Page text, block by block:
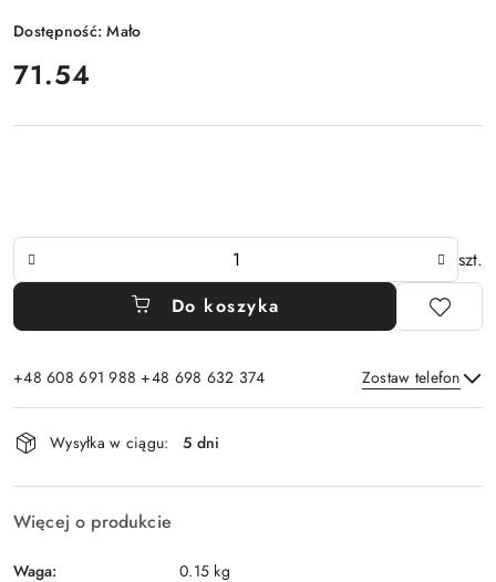
Dostępność:Mało
cena:
71.54
Ilość
szt.
Do koszyka
+48 608 691 988 +48 698 632 374 Zostaw telefon
Dostępność
i
dostawa
Wysyłka w ciągu: 5 dni
Więcej o produkcie
Waga: 0.15 kg